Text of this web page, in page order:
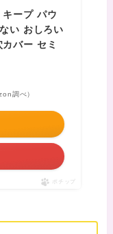
キープ パウ
い おしろい
バー セミ
調べ）
ポチップ